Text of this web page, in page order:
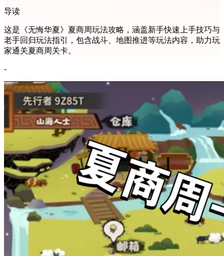
导读
这是《无悔华夏》夏商周玩法攻略，涵盖新手快速上手技巧与
老手回归玩法指引，包含战斗、地图推进等玩法内容，助力玩
家通关夏商周关卡。
-